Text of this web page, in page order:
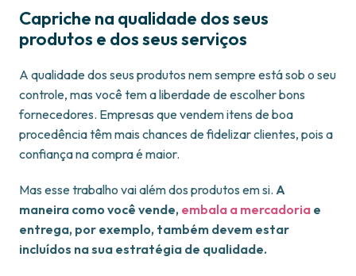
Capriche na qualidade dos seus
produtos e dos seus serviços
A qualidade dos seus produtos nem sempre está sob o seu
controle, mas você tem a liberdade de escolher bons
fornecedores. Empresas que vendem itens de boa
procedência têm mais chances de fidelizar clientes, pois a
confiança na compra é maior.
Mas esse trabalho vai além dos produtos em si. A
maneira como você vende, embala a mercadoria e
entrega, por exemplo, também devem estar
incluídos na sua estratégia de qualidade.